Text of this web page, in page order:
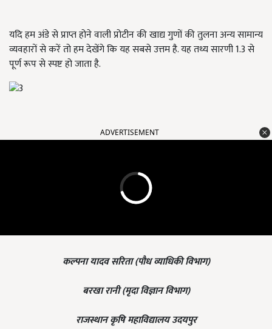
यदि हम अंडे से प्राप्त होने वाली प्रोटीन की खाद्य गुणों की तुलना अन्य सामान्य
व्यवहारों से करें तो हम देखेंगे कि यह सबसे उत्तम है. यह तथ्य सारणी 1.3 से
पूर्ण रूप से स्पष्ट हो जाता है.
ADVERTISEMENT
कल्पना यादव सरिता (पौध व्याधिकी विभाग)
बरखा रानी (मृदा विज्ञान विभाग)
राजस्थान कृषि महाविद्यालय उदयपुर